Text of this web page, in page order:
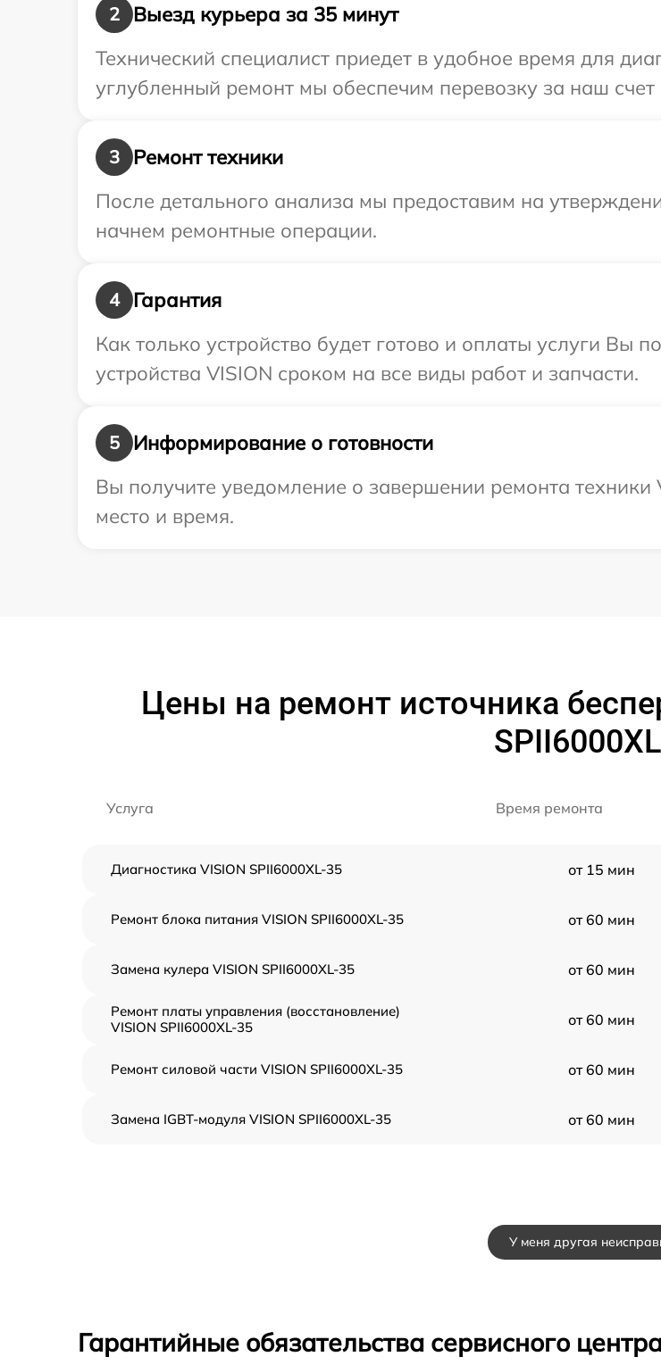
2
Выезд курьера за 35 минут
Технический специалист приедет в удобное время для
углубленный ремонт мы обеспечим перевозку за наш счет
3
Ремонт техники
После детального анализа мы предоставим на
начнем ремонтные операции.
4
Гарантия
Как только устройство будет готово и оплаты услуги Вы
устройства VISION сроком на все виды работ и запчасти.
5
Информирование о готовности
Вы получите уведомление о завершении ремонта
место и время.
Цены на ремонт источника
Услуга Время ремонта
Диагностика VISION SPII6000XL-35 от 15 мин
Ремонт блока питания VISION SPII6000XL-35 от 60 мин
Замена кулера VISION SPII6000XL-35 от 60 мин
Ремонт платы управления (восстановление)
VISION SPII6000XL-35
от 60 мин
Ремонт силовой части VISION SPII6000XL-35 от 60 мин
Замена IGBT-модуля VISION SPII6000XL-35 от 60 мин
У меня другая
Гарантийные обязательства сервисного